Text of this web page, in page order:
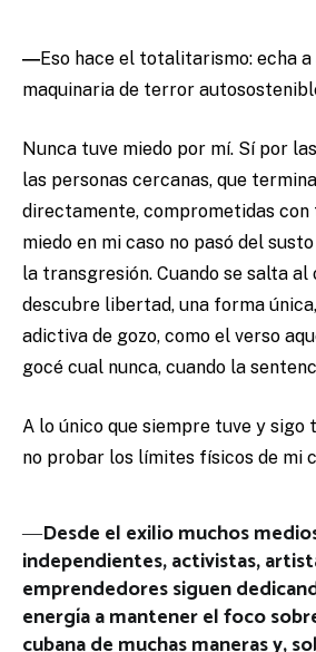
―Eso hace el totalitarismo: echa a
maquinaria de terror
Nunca tuve miedo por mí. Sí por
las personas cercanas, que
directamente, comprometidas
miedo en mi caso no pasó del
la transgresión. Cuando se salta al
descubre libertad, una forma
adictiva de gozo, como el verso
gocé cual nunca, cuando la
A lo único que siempre tuve y sigo
no probar los límites físicos de mi
―Desde el exilio muchos
independientes, activistas,
emprendedores siguen
energía a mantener el foco
cubana de muchas maneras y,